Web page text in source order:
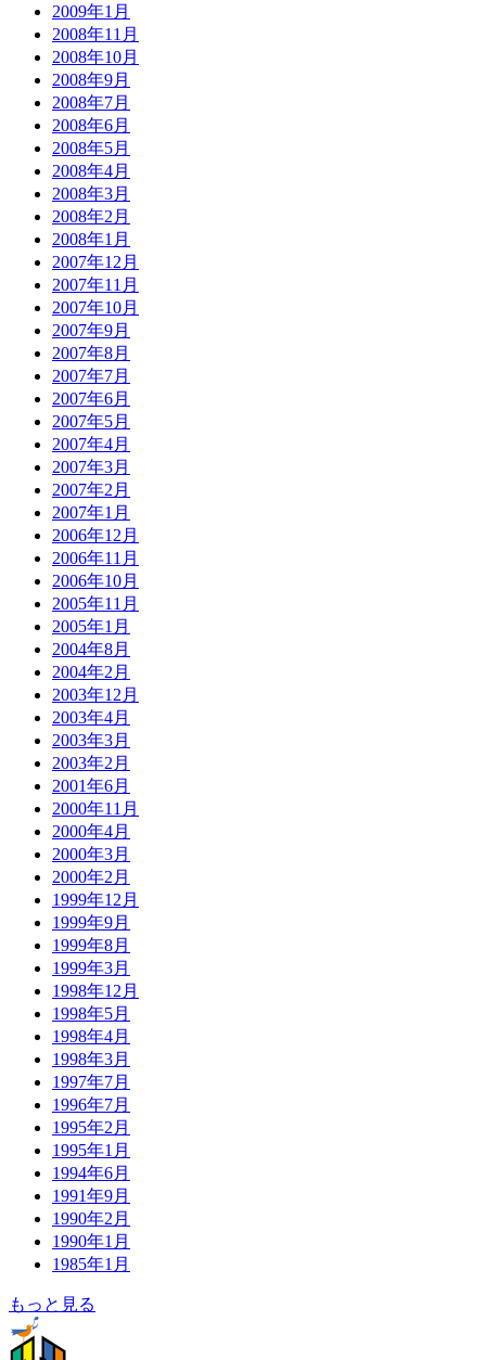
2009年1月
2008年11月
2008年10月
2008年9月
2008年7月
2008年6月
2008年5月
2008年4月
2008年3月
2008年2月
2008年1月
2007年12月
2007年11月
2007年10月
2007年9月
2007年8月
2007年7月
2007年6月
2007年5月
2007年4月
2007年3月
2007年2月
2007年1月
2006年12月
2006年11月
2006年10月
2005年11月
2005年1月
2004年8月
2004年2月
2003年12月
2003年4月
2003年3月
2003年2月
2001年6月
2000年11月
2000年4月
2000年3月
2000年2月
1999年12月
1999年9月
1999年8月
1999年3月
1998年12月
1998年5月
1998年4月
1998年3月
1997年7月
1996年7月
1995年2月
1995年1月
1994年6月
1991年9月
1990年2月
1990年1月
1985年1月
もっと見る